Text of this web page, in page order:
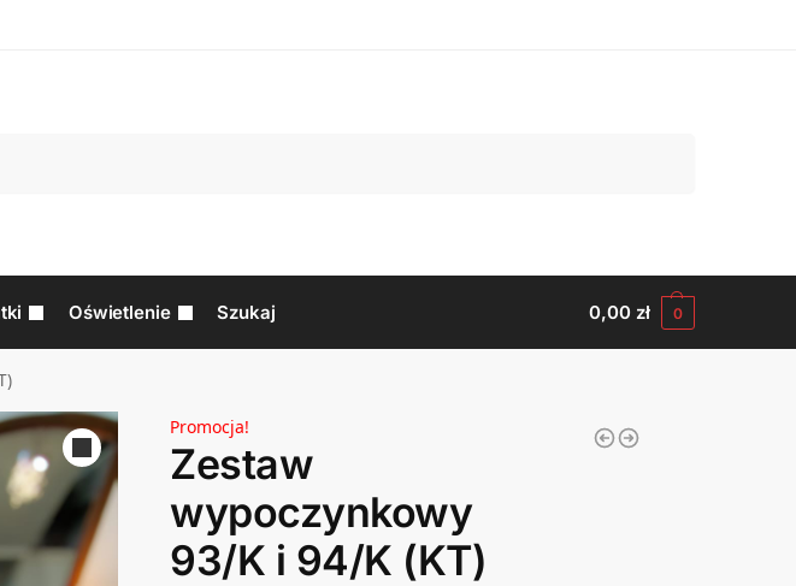
Oświetlenie Szukaj 0,00 zł 0
Promocja!
Zestaw
wypoczynkowy
93/K i 94/K (KT)